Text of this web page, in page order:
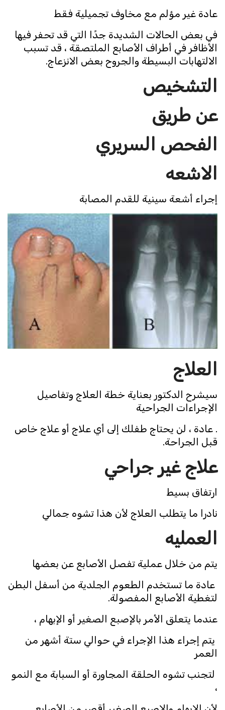
عادة غير مؤلم مع مخاوف تجميلية فقط
في بعض الحالات الشديدة جدًا التي قد تحفر فيها
الأظافر في أطراف الأصابع الملتصقة ، قد تسبب
الالتهابات البسيطة والجروح بعض الانزعاج.
التشخيص
عن طريق
الفحص السريري
الاشعه
إجراء أشعة سينية للقدم المصابة
العلاج
سيشرح الدكتور بعناية خطة العلاج وتفاصيل
الإجراءات الجراحية
. عادة ، لن يحتاج طفلك إلى أي علاج أو علاج خاص
قبل الجراحة.
علاج غير جراحي
ارتفاق بسيط
نادرا ما يتطلب العلاج لأن هذا تشوه جمالي
العمليه
يتم من خلال عملية تفصل الأصابع عن بعضها
عادة ما تستخدم الطعوم الجلدية من أسفل البطن
لتغطية الأصابع المفصولة.
عندما يتعلق الأمر بالإصبع الصغير أو الإبهام ،
يتم إجراء هذا الإجراء في حوالي ستة أشهر من
العمر
لتجنب تشوه الحلقة المجاورة أو السبابة مع النمو